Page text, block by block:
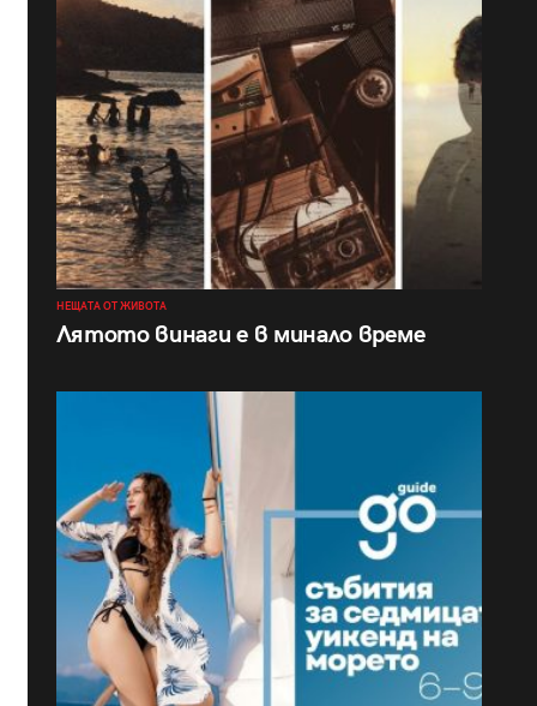
НЕЩАТА ОТ ЖИВОТА
Лятото винаги е в минало време